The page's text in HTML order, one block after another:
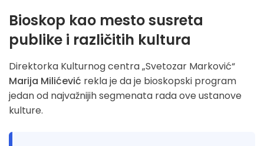
Bioskop kao mesto susreta
publike i različitih kultura
Direktorka Kulturnog centra „Svetozar Marković“
Marija Milićević rekla je da je bioskopski program
jedan od najvažnijih segmenata rada ove ustanove
kulture.